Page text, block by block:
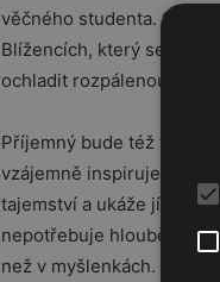
věčného studenta. Stejně
Blížencích, který se
ochladit rozpálenou a
Příjemný bude též trigon
vzájemně inspiruje mladá
tajemství a ukáže jí jak si
nepotřebuje hlouběji
než v myšlenkách.